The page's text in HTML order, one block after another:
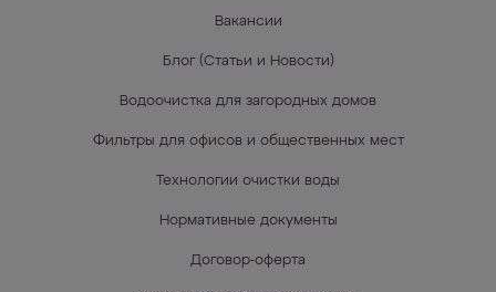
Вакансии
Блог (Статьи и Новости)
Водоочистка для загородных домов
Фильтры для офисов и общественных мест
Технологии очистки воды
Нормативные документы
Договор-оферта